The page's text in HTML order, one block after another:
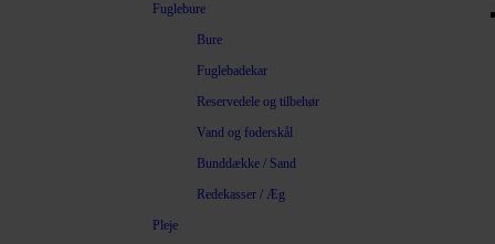
Fuglebure
Bure
Fuglebadekar
Reservedele og tilbehør
Vand og foderskål
Bunddække / Sand
Redekasser / Æg
Pleje